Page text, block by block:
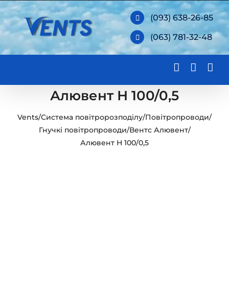
Skip
to
content
(093) 638-26-85
(063) 781-32-48
Алювент Н 100/0,5
Vents/Система повітророзподілу/Повітропроводи/
Гнучкі повітропроводи/Вентс Алювент/
Алювент Н 100/0,5